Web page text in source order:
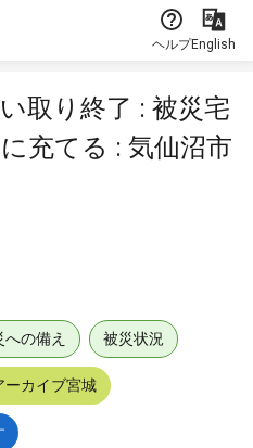
ヘルプEnglish
取り終了 : 被災宅
充てる : 気仙沼市
への備え 被災状況
ーカイブ宮城